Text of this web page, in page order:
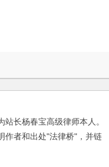
长杨春宝高级律师本人。
作者和出处"法律桥"，并链